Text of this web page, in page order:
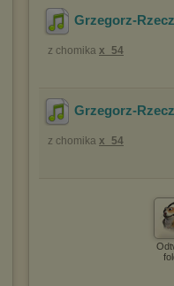
Grzegorz-
z chomika x_54
Grzegorz-
z chomika x_54